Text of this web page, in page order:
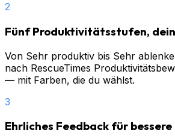
2
Fünf Produktivitätsstufen,
Von Sehr produktiv bis Sehr
nach RescueTimes
— mit Farben, die du wählst.
3
Ehrliches Feedback für bessere